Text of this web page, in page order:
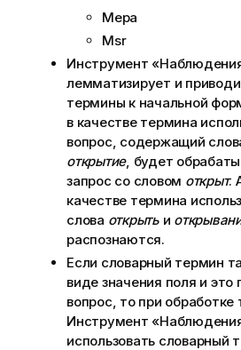
Мера
Msr
Инструмент
лемматизирует и
термины к начальной
в качестве термина
вопрос, содержащий
открытие, будет
запрос со словом открыт.
качестве термина
слова открытьи
распознаются.
Если словарный термин
виде значения поля и это
вопрос, то при обработке
Инструмент
использовать словарный